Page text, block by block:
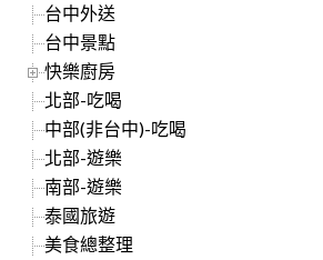
台中外送
台中景點
快樂廚房
北部-吃喝
中部(非台中)-吃喝
北部-遊樂
南部-遊樂
泰國旅遊
美食總整理